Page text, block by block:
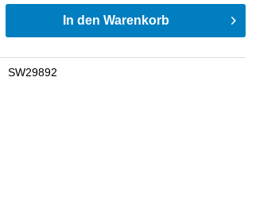
In den Warenkorb
SW29892